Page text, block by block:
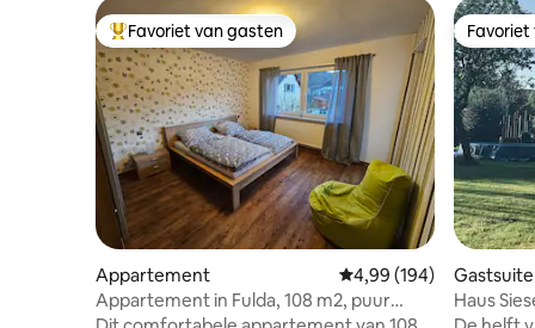
Topfavoriet van gasten
Favoriet van gasten
Appartement Gemiddelde
4,99 (194)
Appartement in Fulda, 108 m2, puur
natuur, rustig, parkeerplaats
Gastsuite
Haus